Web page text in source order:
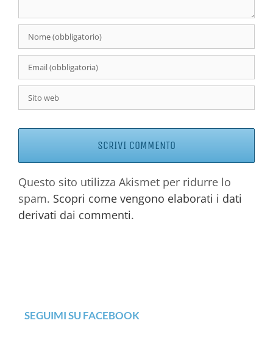
Questo sito utilizza Akismet per ridurre lo
spam. Scopri come vengono elaborati i dati
derivati dai commenti.
SEGUIMI SU FACEBOOK